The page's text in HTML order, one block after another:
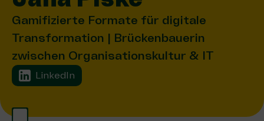
Gamifizierte Formate für digitale
Transformation | Brückenbauerin
zwischen Organisationskultur & IT
LinkedIn